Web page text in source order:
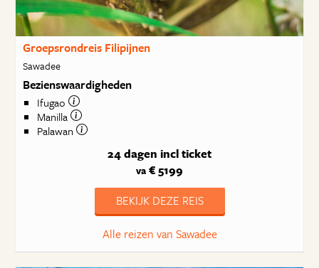
Groepsrondreis Filipijnen
Sawadee
Bezienswaardigheden
Ifugao
Manilla
Palawan
24 dagen incl ticket
va € 5199
BEKIJK DEZE REIS
Alle reizen van Sawadee